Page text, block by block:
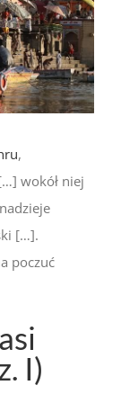
,
wokół niej
[…].
poczuć
I)